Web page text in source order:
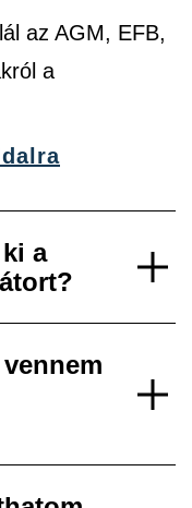
az AGM, EFB,
a
a